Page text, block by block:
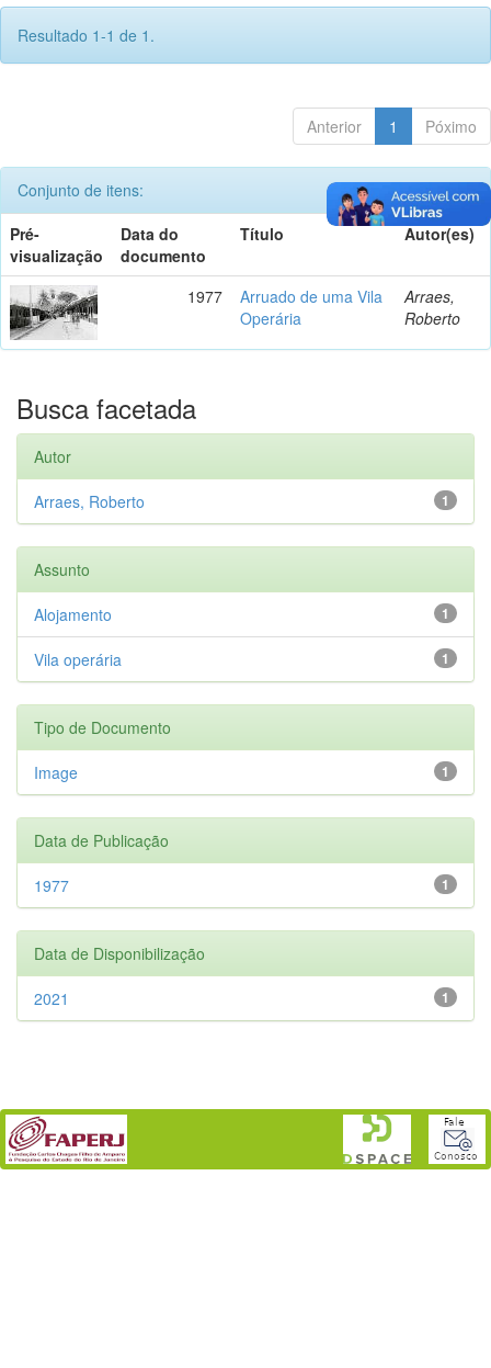
Resultado 1-1 de 1.
Anterior 1 Póximo
Conjunto de itens:
Pré-
visualização
Data do
documento
Título Autor(es)
1977
Arruado de uma Vila
Operária
Arraes,
Roberto
Busca facetada
Autor
1
Arraes, Roberto
Assunto
1
Alojamento
1
Vila operária
Tipo de Documento
1
Image
Data de Publicação
1
1977
Data de Disponibilização
1
2021